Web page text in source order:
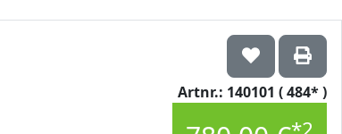
Artnr.: 140101 ( 484* )